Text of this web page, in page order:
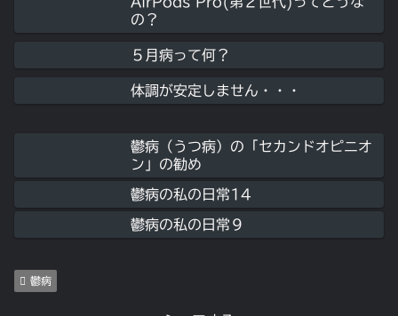
の？
５月病って何？
体調が安定しません・・・
鬱病（うつ病）の「セカンドオピニオ
ン」の勧め
鬱病の私の日常14
鬱病の私の日常９
鬱病